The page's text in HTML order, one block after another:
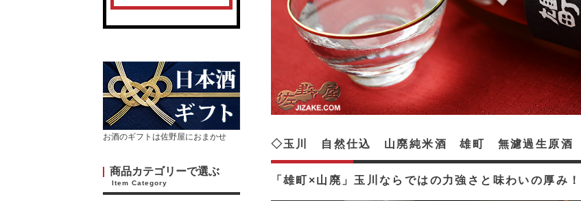
お酒のギフトは佐野屋におまかせ
商品カテゴリーで選ぶ
Item Category 「雄町×山廃」玉川ならではの力強さと味わいの厚み！
◇玉川 自然仕込 山廃純米酒 雄町 無濾過生原酒